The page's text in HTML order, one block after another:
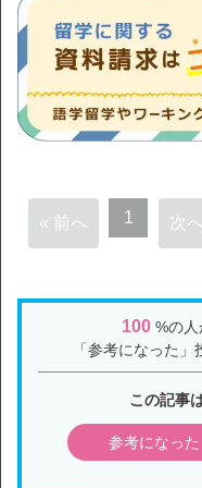
« 前へ 1 次
100%の人
「参考になった
この記事
参考になった